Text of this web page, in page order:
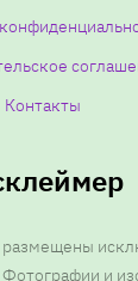
Контакты
и